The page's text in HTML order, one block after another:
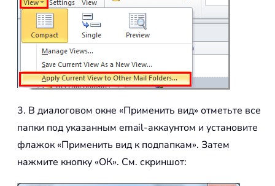
3. В диалоговом окне «Применить вид» отметьте все
папки под указанным email-аккаунтом и установите
флажок «Применить вид к подпапкам». Затем
нажмите кнопку «ОК». См. скриншот: